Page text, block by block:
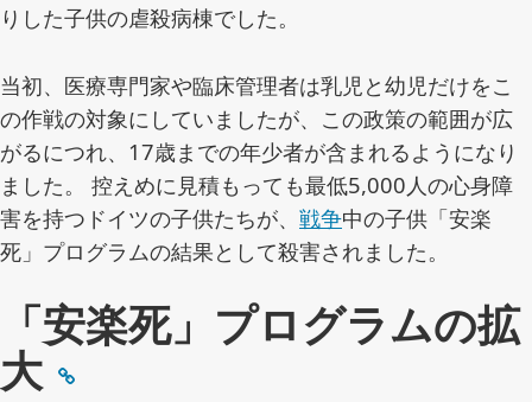
りした子供の虐殺病棟でした。
当初、医療専門家や臨床管理者は乳児と幼児だけをこ
の作戦の対象にしていましたが、この政策の範囲が広
がるにつれ、17歳までの年少者が含まれるようになり
ました。 控えめに見積もっても最低5,000人の心身障
害を持つドイツの子供たちが、 戦争中の子供「安楽
死」プログラムの結果として殺害されました。
「安楽死」プログラムの拡
大